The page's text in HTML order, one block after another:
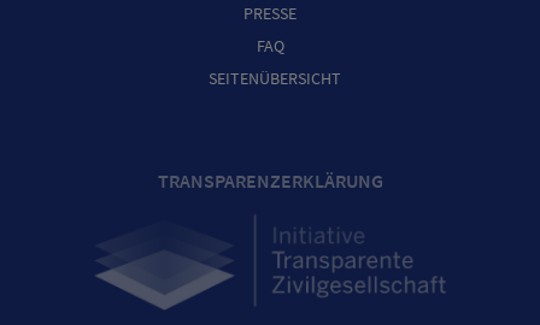
PRESSE
FAQ
SEITENÜBERSICHT
TRANSPARENZERKLÄRUNG